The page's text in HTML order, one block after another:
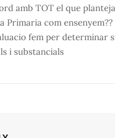
amb TOT el que
Primaria com ensenyem??
fem per determinar
i substancials